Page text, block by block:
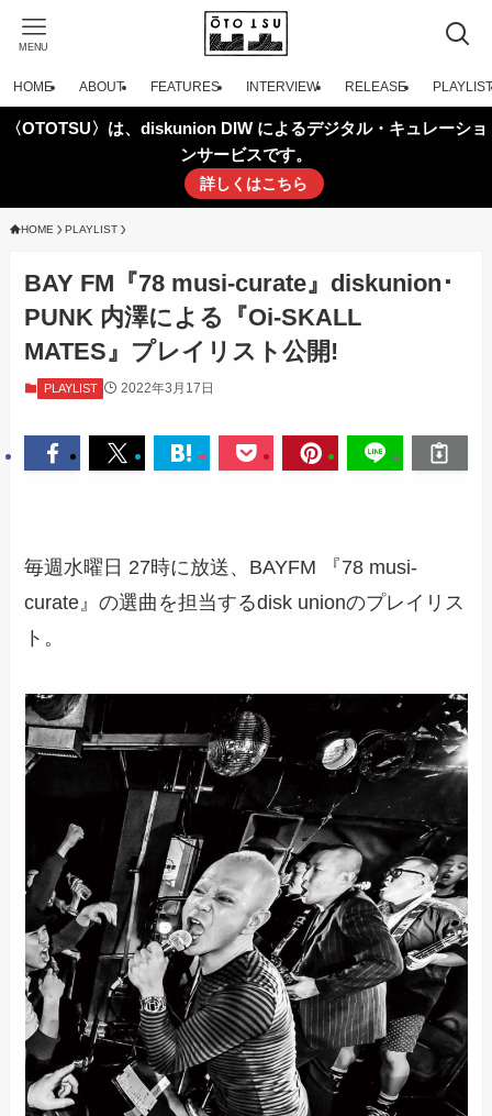
MENU
HOME ABOUT FEATURES INTERVIEW RELEASE PLAYLIST
〈OTOTSU〉は、diskunion DIW によるデジタル・キュレーショ
ンサービスです。
詳しくはこちら
HOME PLAYLIST
BAY FM『78 musi-curate』diskunion･
PUNK 内澤による『Oi-SKALL
MATES』プレイリスト公開!
PLAYLIST 2022年3月17日
毎週水曜日 27時に放送、BAYFM 『78 musi-
curate』の選曲を担当するdisk unionのプレイリス
ト。